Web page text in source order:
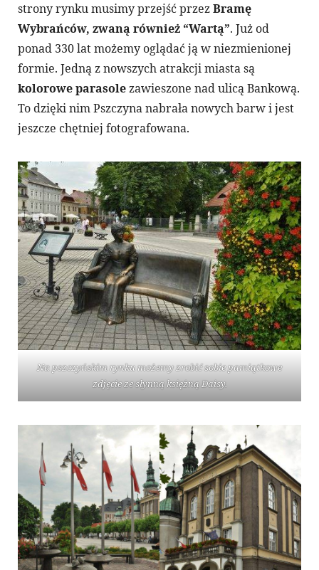
strony rynku musimy przejść przezBramę
Wybrańców, zwaną również “Wartą”. Już od
ponad 330 lat możemy oglądać ją w niezmienionej
formie. Jedną z nowszych atrakcji miasta są
kolorowe parasolezawieszone nad ulicą Bankową.
To dzięki nim Pszczyna nabrała nowych barw i jest
jeszcze chętniej fotografowana.
Na pszczyńskim rynku możemy zrobić sobie pamiątkowe
zdjęcie ze słynną księżną Daisy.